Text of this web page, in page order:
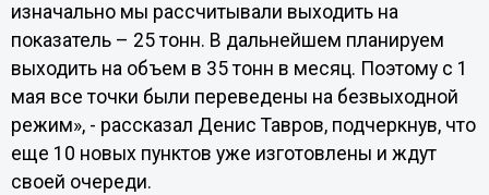
изначально мы рассчитывали выходить на
показатель – 25 тонн. В дальнейшем планируем
выходить на объем в 35 тонн в месяц. Поэтому с 1
мая все точки были переведены на безвыходной
режим», - рассказал Денис Тавров, подчеркнув, что
еще 10 новых пунктов уже изготовлены и ждут
своей очереди.